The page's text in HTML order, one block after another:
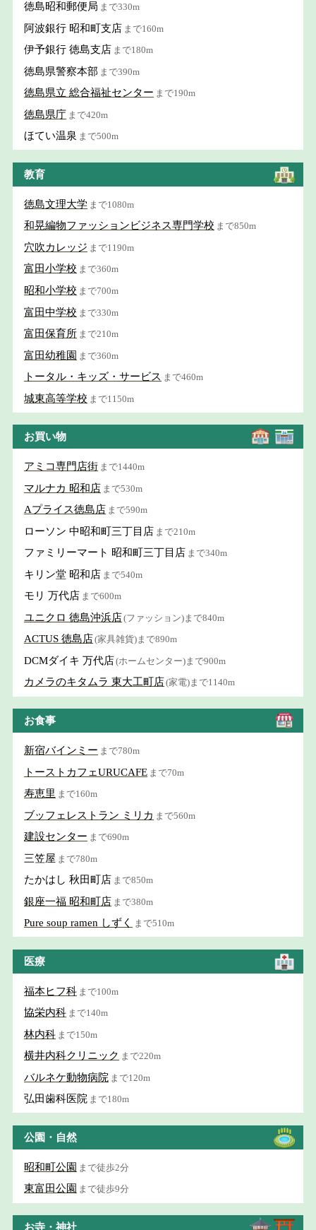
徳島昭和郵便局 まで330m
阿波銀行 昭和町支店 まで160m
伊予銀行 徳島支店 まで180m
徳島県警察本部 まで390m
徳島県立 総合福祉センター まで190m
徳島県庁 まで420m
ほてい温泉 まで500m
教育
徳島文理大学 まで1080m
和晃編物ファッションビジネス専門学校 まで850m
穴吹カレッジ まで1190m
富田小学校 まで360m
昭和小学校 まで700m
富田中学校 まで330m
富田保育所 まで210m
富田幼稚園 まで360m
トータル・キッズ・サービス まで460m
城東高等学校 まで1150m
お買い物
アミコ専門店街 まで1440m
マルナカ 昭和店 まで530m
Aプライス徳島店 まで590m
ローソン 中昭和町三丁目店 まで210m
ファミリーマート 昭和町三丁目店 まで340m
キリン堂 昭和店 まで540m
モリ 万代店 まで600m
ユニクロ 徳島沖浜店(ファッション)まで840m
ACTUS 徳島店(家具雑貨)まで890m
DCMダイキ 万代店(ホームセンター)まで900m
カメラのキタムラ 東大工町店(家電)まで1140m
お食事
新宿バインミー まで780m
トーストカフェURUCAFE まで70m
寿恵里 まで160m
ブッフェレストラン ミリカ まで560m
建設センター まで690m
三笠屋 まで780m
たかはし 秋田町店 まで850m
銀座一福 昭和町店 まで380m
Pure soup ramen しずく まで510m
医療
福本ヒフ科 まで100m
協栄内科 まで140m
林内科 まで150m
横井内科クリニック まで220m
バルネケ動物病院 まで120m
弘田歯科医院 まで180m
公園・自然
昭和町公園 まで徒歩2分
東富田公園 まで徒歩9分
お寺・神社